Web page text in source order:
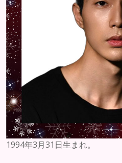
1994年3月31日生まれ。